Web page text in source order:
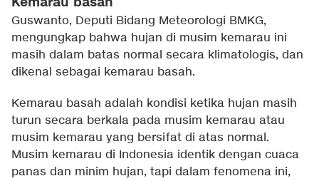
Guswanto, Deputi Bidang Meteorologi BMKG,
mengungkap bahwa hujan di musim kemarau ini
masih dalam batas normal secara klimatologis, dan
dikenal sebagai kemarau basah.
Kemarau basah adalah kondisi ketika hujan masih
turun secara berkala pada musim kemarau atau
musim kemarau yang bersifat di atas normal.
Musim kemarau di Indonesia identik dengan cuaca
panas dan minim hujan, tapi dalam fenomena ini,